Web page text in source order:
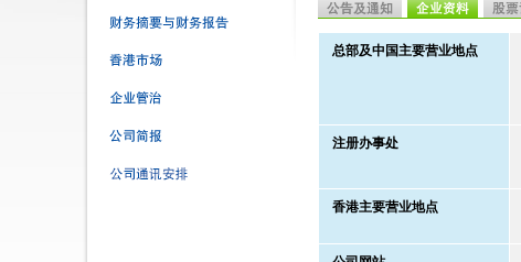
总部及中国主要营业地点
注册办事处
香港主要营业地点